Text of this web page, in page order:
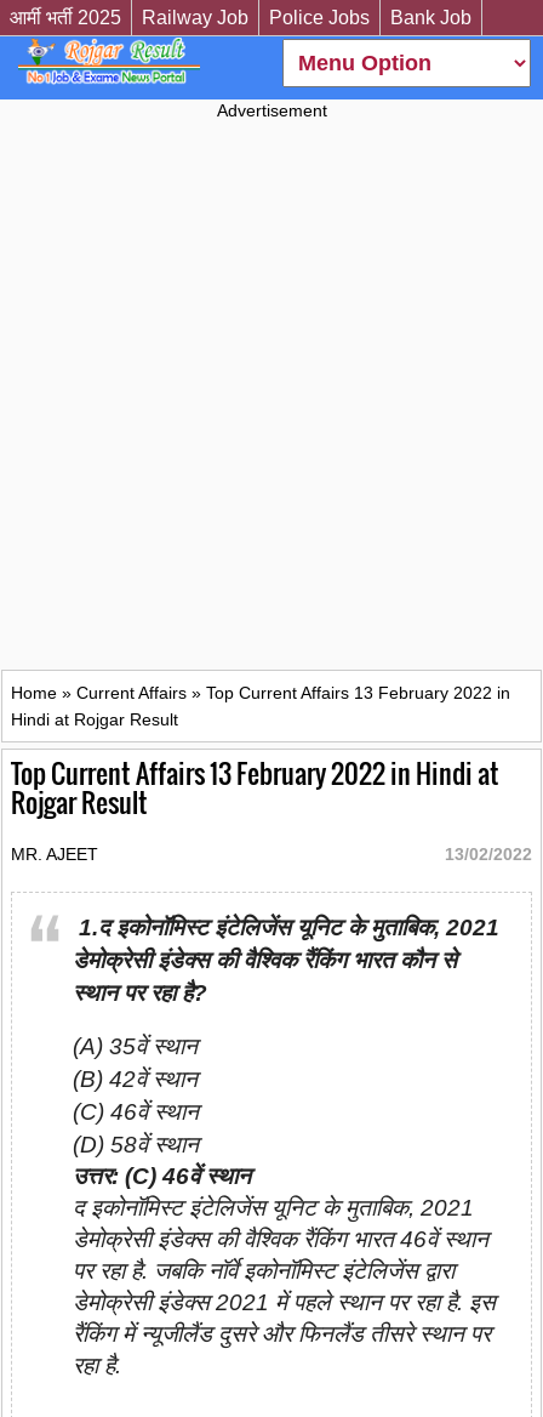
आर्मी भर्ती 2025 Railway Job Police Jobs Bank Job
Advertisement
Home » Current Affairs » Top Current Affairs 13 February 2022 in
Hindi at Rojgar Result
Top Current Affairs 13 February 2022 in Hindi at
Rojgar Result
MR. AJEET 13/02/2022
1.द इकोनॉमिस्ट इंटेलिजेंस यूनिट के मुताबिक, 2021
डेमोक्रेसी इंडेक्स की वैश्विक रैंकिंग भारत कौन से
स्थान पर रहा है?
(A) 35वें स्थान
(B) 42वें स्थान
(C) 46वें स्थान
(D) 58वें स्थान
उत्तर: (C) 46वें स्थान
द इकोनॉमिस्ट इंटेलिजेंस यूनिट के मुताबिक, 2021
डेमोक्रेसी इंडेक्स की वैश्विक रैंकिंग भारत 46वें स्थान
पर रहा है. जबकि नॉर्वे इकोनॉमिस्ट इंटेलिजेंस द्वारा
डेमोक्रेसी इंडेक्स 2021 में पहले स्थान पर रहा है. इस
रैंकिंग में न्यूजीलैंड दुसरे और फिनलैंड तीसरे स्थान पर
रहा है.